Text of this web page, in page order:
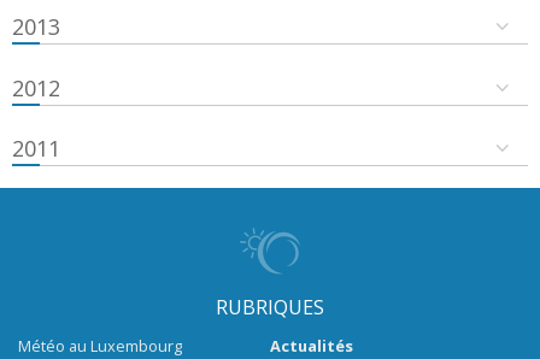
2013
2012
2011
RUBRIQUES
Météo au Luxembourg
Actualités